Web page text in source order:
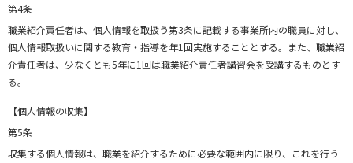
第4条
職業紹介責任者は、個人情報を取扱う第3条に記載する事業所内の職員に対し、
個人情報取扱いに関する教育・指導を年1回実施することとする。また、職業紹
介責任者は、少なくとも5年に1回は職業紹介責任者講習会を受講するものとす
る。
【個人情報の収集】
第5条
収集する個人情報は、職業を紹介するために必要な範囲内に限り、これを行う